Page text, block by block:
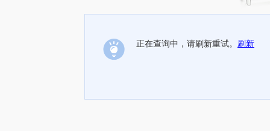
正在查询中，请刷新重试。 刷新